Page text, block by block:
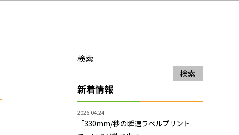
検索
検索
新着情報
2026.04.24
「330mm/秒の瞬速ラベルプリント